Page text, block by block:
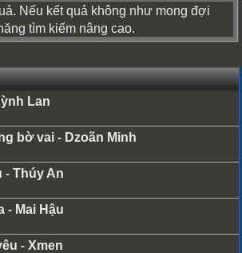
Nếu kết quả không như mong đợi
tìm kiếm nâng cao.
Lan
bờ vai - Dzoãn Minh
- Thúy An
- Mai Hậu
- Xmen